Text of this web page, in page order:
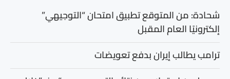
شحادة: من المتوقع تطبيق امتحان “التوجيهي”
إلكترونيًا العام المقبل
ترامب يطالب إيران بدفع تعويضات